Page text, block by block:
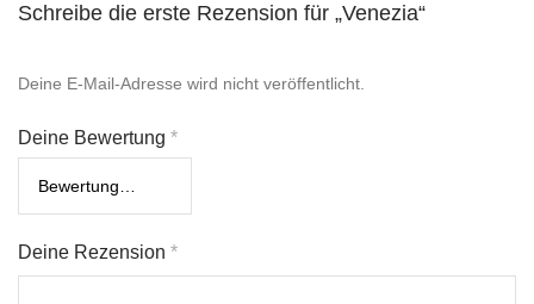
Schreibe die erste Rezension für „Venezia“
Deine E-Mail-Adresse wird nicht veröffentlicht.
Deine Bewertung *
Deine Rezension *